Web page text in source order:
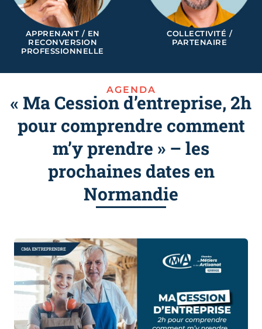
APPRENANT / EN
RECONVERSION
PROFESSIONNELLE
COLLECTIVITÉ /
PARTENAIRE
AGENDA
« Ma Cession d’entreprise, 2h
pour comprendre comment
m’y prendre » – les
prochaines dates en
Normandie